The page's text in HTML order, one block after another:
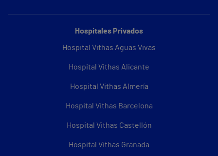
Hospitales Privados
Hospital Vithas Aguas Vivas
Hospital Vithas Alicante
Hospital Vithas Almería
Hospital Vithas Barcelona
Hospital Vithas Castellón
Hospital Vithas Granada